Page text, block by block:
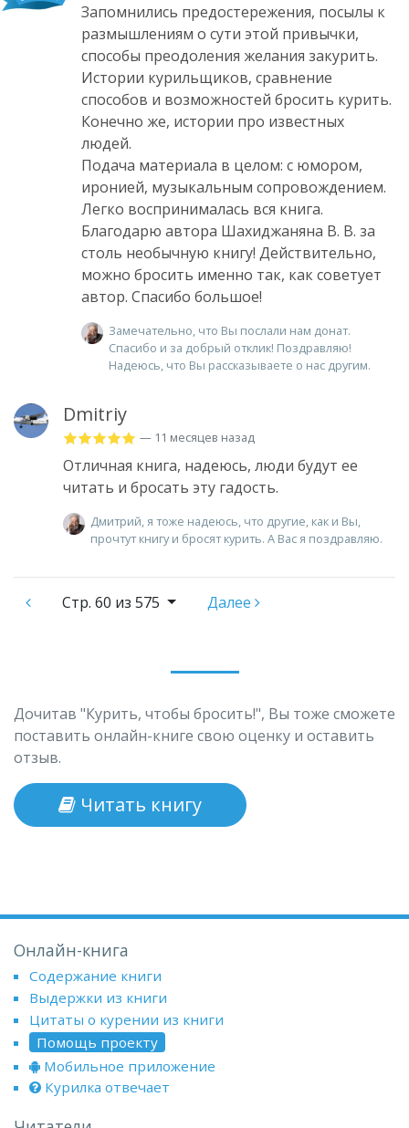
Запомнились предостережения, посылы к
размышлениям о сути этой привычки,
способы преодоления желания закурить.
Истории курильщиков, сравнение
способов и возможностей бросить курить.
Конечно же, истории про известных
людей.
Подача материала в целом: с юмором,
иронией, музыкальным сопровождением.
Легко воспринималась вся книга.
Благодарю автора Шахиджаняна В. В. за
столь необычную книгу! Действительно,
можно бросить именно так, как советует
автор. Спасибо большое!
Замечательно, что Вы послали нам донат.
Спасибо и за добрый отклик! Поздравляю!
Надеюсь, что Вы рассказываете о нас другим.
Dmitriy
— 11 месяцев назад
Отличная книга, надеюсь, люди будут ее
читать и бросать эту гадость.
Дмитрий, я тоже надеюсь, что другие, как и Вы,
прочтут книгу и бросят курить. А Вас я поздравляю.
Стр. 60 из 575 Далее
Дочитав "Курить, чтобы бросить!", Вы тоже сможете
поставить онлайн-книге свою оценку и оставить
отзыв.
Читать книгу
Онлайн-книга
Содержание книги
Выдержки из книги
Цитаты о курении из книги
Помощь проекту
Мобильное приложение
Курилка отвечает